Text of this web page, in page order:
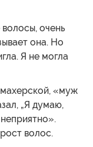
очень
она. Но
Я не могла
«муж
„Я думаю,
волос.